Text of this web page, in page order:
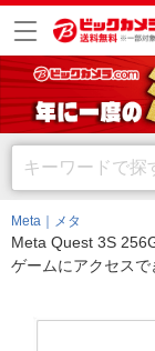
Meta｜メタ
Meta Quest 3S
ゲームにアクセス